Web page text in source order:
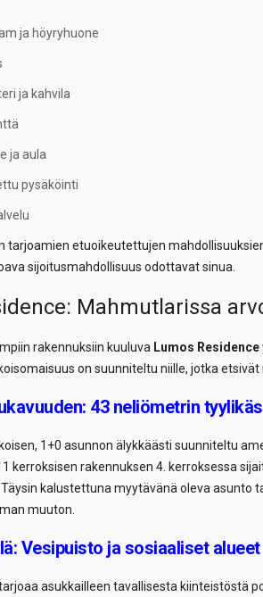
ja höyryhuone
ja kahvila
ja aula
pysäköinti
tarjoamien etuoikeutettujen
sijoitusmahdollisuus odottavat sinua.
Mahmutlarissa
rakennuksiin kuuluva Lumos Residence
on suunniteltu niille, jotka
43 neliömetrin
1+0 asunnon älykkäästi suunniteltu
kerroksisen rakennuksen 4. kerroksessa
kalustettuna myytävänä oleva
muuton.
Vesipuisto ja sosiaaliset alueet
asukkailleen tavallisesta kiinteistöstä